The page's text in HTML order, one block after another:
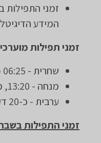
זמני התפילות
המידע
זמני תפילות
שחרית - 06:25 (הודו) בימים א'-ה'
מנחה - 13:20, מניין נוסף כ-30 דקות לפני השקיעה
ערבית - כ-20 דקות לאחר השקיעה.
זמני התפילות